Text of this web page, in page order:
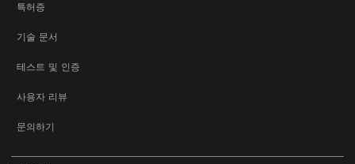
특허증
기술 문서
테스트 및 인증
사용자 리뷰
문의하기